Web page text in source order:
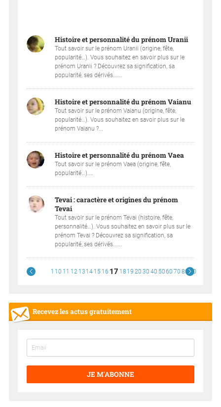
Histoire et personnalité du prénom Uranii
Tout savoir sur le prénom Uranii (origine, fête,
popularité…). Vous souhaitez en savoir plus sur le
prénom Uranii ? Découvrez sa signification, sa
popularité, ses dérivés......
Histoire et personnalité du prénom Vaianu
Tout savoir sur le prénom Vaianu (origine, fête,
popularité…). Vous souhaitez en savoir plus sur le
prénom Vaianu ?...
Histoire et personnalité du prénom Vaea
Tout savoir sur le prénom Vaea (origine, fête,
popularité…)....
Tevai : caractère et origines du prénom
Tevai
Tout savoir sur le prénom Tevai (histoire, fête,
personnalité…). Vous souhaitez en savoir plus sur le
prénom Tevai ? Découvrez sa signification, sa
popularité, ses dérivés......
1 10 11 12 13 14 15 16 17 18 19 20 30 40 5060 70 8090
Recevez les actus gratuitement
JE M'ABONNE